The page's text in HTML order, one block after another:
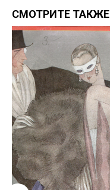
СМОТРИТЕ ТАКЖЕ